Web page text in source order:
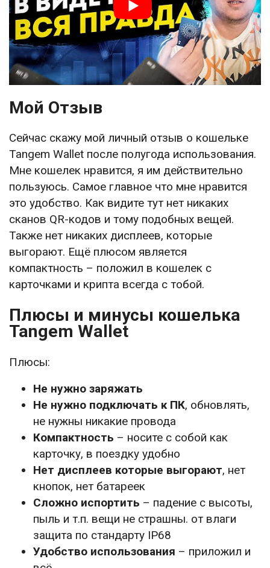
Мой Отзыв
Сейчас скажу мой личный отзыв о кошельке
Tangem Wallet после полугода использования.
Мне кошелек нравится, я им действительно
пользуюсь. Самое главное что мне нравится
это удобство. Как видите тут нет никаких
сканов QR-кодов и тому подобных вещей.
Также нет никаких дисплеев, которые
выгорают. Ещё плюсом является
компактность – положил в кошелек с
карточками и крипта всегда с тобой.
Плюсы и минусы кошелька
Tangem Wallet
Плюсы:
Не нужно заряжать
Не нужно подключать к ПК, обновлять,
не нужны никакие провода
Компактность – носите с собой как
карточку, в поездку удобно
Нет дисплеев которые выгорают, нет
кнопок, нет батареек
Сложно испортить – падение с высоты,
пыль и т.п. вещи не страшны. от влаги
защита по стандарту IP68
Удобство использования – приложил и